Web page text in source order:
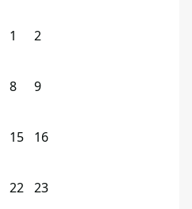
1 2
8 9
15 16
22 23